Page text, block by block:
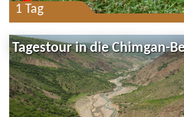
1 Tag
Tagestour in die Chimgan-